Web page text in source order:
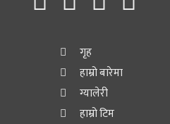
गृह
हाम्रो बारेमा
ग्यालेरी
हाम्रो टिम